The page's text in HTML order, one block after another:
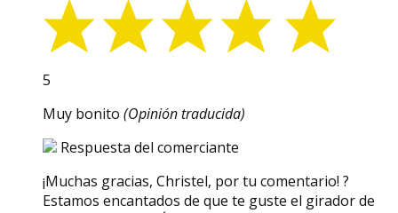
5
Muy bonito (Opinión traducida)
Respuesta del comerciante
¡Muchas gracias, Christel, por tu comentario! ?
Estamos encantados de que te guste el girador de